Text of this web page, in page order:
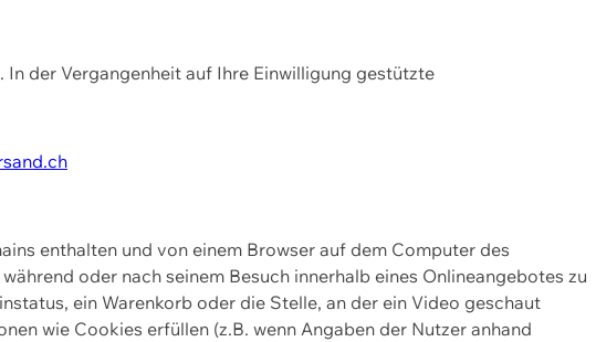
der Vergangenheit auf Ihre Einwilligung gestützte
enthalten und von einem Browser auf dem Computer des
oder nach seinem Besuch innerhalb eines Onlineangebotes zu
ein Warenkorb oder die Stelle, an der ein Video geschaut
wie Cookies erfüllen (z.B. wenn Angaben der Nutzer anhand